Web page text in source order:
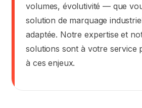
volumes, évolutivité — que
solution de marquage
adaptée. Notre expertise et
solutions sont à votre service
à ces enjeux.